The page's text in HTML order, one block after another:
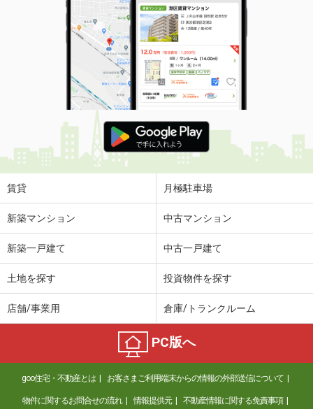
賃貸 月極駐車場
新築マンション 中古マンション
新築一戸建て 中古一戸建て
土地を探す 投資物件を探す
店舗/事業用 倉庫/トランクルーム
PC版へ
goo住宅・不動産とは お客さまご利用端末からの情報の外部送信について
物件に関するお問合せの流れ 情報提供元 不動産情報に関する免責事項